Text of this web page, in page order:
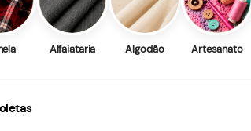
Alfaiataria Algodão Artesanato